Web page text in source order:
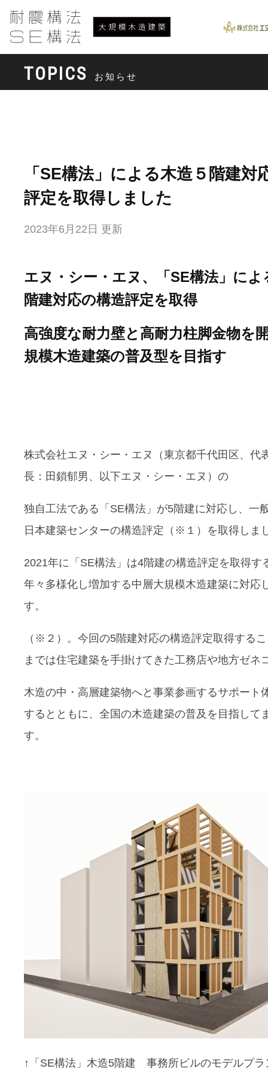
TOPICS お知らせ
「SE構法」による木造５階建対
評定を取得しました
2023年6月22日 更新
エヌ・シー・エヌ、「SE構法」によ
階建対応の構造評定を取得
高強度な耐力壁と高耐力柱脚金物を
規模木造建築の普及型を目指す
株式会社エヌ・シー・エヌ（東京都千代田区、代
長：田鎖郁男、以下エヌ・シー・エヌ）の
独自工法である「SE構法」が5階建に対応し、一
日本建築センターの構造評定（※１）を取得しま
2021年に「SE構法」は4階建の構造評定を取得す
年々多様化し増加する中層大規模木造建築に対応
す。
（※２）。今回の5階建対応の構造評定取得する
までは住宅建築を手掛けてきた工務店や地方ゼネ
木造の中・高層建築物へと事業参画するサポート
するとともに、全国の木造建築の普及を目指して
す。
↑「SE構法」木造5階建 事務所ビルのモデルプラ